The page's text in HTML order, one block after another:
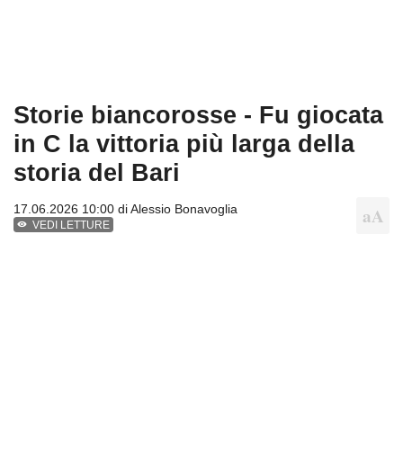
Storie biancorosse - Fu giocata
in C la vittoria più larga della
storia del Bari
17.06.2026 10:00 diAlessio Bonavoglia
VEDI LETTURE